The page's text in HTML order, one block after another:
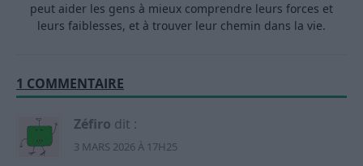
peut aider les gens à mieux comprendre leurs forces et
leurs faiblesses, et à trouver leur chemin dans la vie.
1 COMMENTAIRE
Zéfiro dit :
3 MARS 2026 À 17H25